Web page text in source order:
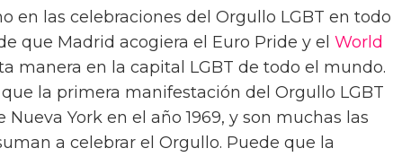
en las celebraciones del Orgullo LGBT en todo
que Madrid acogiera el Euro Pride y el World
manera en la capital LGBT de todo el mundo.
la primera manifestación del Orgullo LGBT
York en el año 1969, y son muchas las
a celebrar el Orgullo. Puede que la